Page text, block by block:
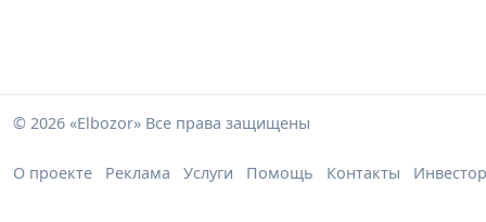
© 2026 «Elbozor» Все права защищены
О проекте Реклама Услуги Помощь Контакты